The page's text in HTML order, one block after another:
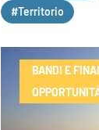
#Territorio
BANDI E